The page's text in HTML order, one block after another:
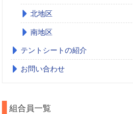
北地区
南地区
テントシートの紹介
お問い合わせ
組合員一覧